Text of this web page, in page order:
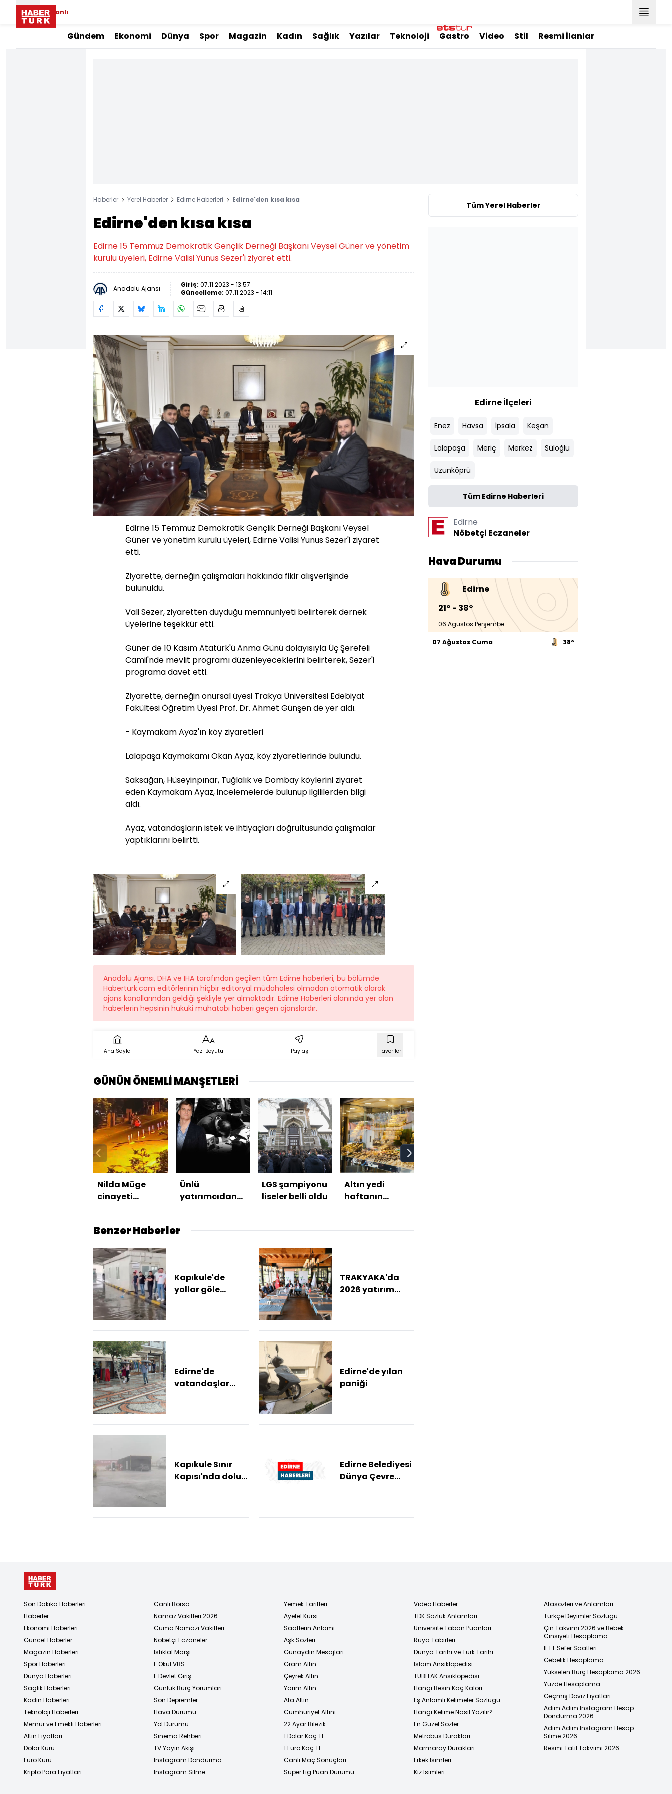
Canlı
Gündem Ekonomi Dünya Spor Magazin Kadın Sağlık Yazılar Teknoloji Gastro Video Stil Resmi İlanlar
Haberler Yerel Haberler Edirne Haberleri Edirne'den kısa kısa
Edirne'den kısa kısa
Edirne 15 Temmuz Demokratik Gençlik Derneği Başkanı Veysel Güner ve yönetim
kurulu üyeleri, Edirne Valisi Yunus Sezer'i ziyaret etti.
Anadolu Ajansı Giriş: 07.11.2023 - 13:57
Güncelleme: 07.11.2023 - 14:11
Edirne 15 Temmuz Demokratik Gençlik Derneği Başkanı Veysel
Güner ve yönetim kurulu üyeleri, Edirne Valisi Yunus Sezer'i ziyaret
etti.
Ziyarette, derneğin çalışmaları hakkında fikir alışverişinde
bulunuldu.
Vali Sezer, ziyaretten duyduğu memnuniyeti belirterek dernek
üyelerine teşekkür etti.
Güner de 10 Kasım Atatürk'ü Anma Günü dolayısıyla Üç Şerefeli
Camii'nde mevlit programı düzenleyeceklerini belirterek, Sezer'i
programa davet etti.
Ziyarette, derneğin onursal üyesi Trakya Üniversitesi Edebiyat
Fakültesi Öğretim Üyesi Prof. Dr. Ahmet Günşen de yer aldı.
- Kaymakam Ayaz'ın köy ziyaretleri
Lalapaşa Kaymakamı Okan Ayaz, köy ziyaretlerinde bulundu.
Saksağan, Hüseyinpınar, Tuğlalık ve Dombay köylerini ziyaret
eden Kaymakam Ayaz, incelemelerde bulunup ilgililerden bilgi
aldı.
Ayaz, vatandaşların istek ve ihtiyaçları doğrultusunda çalışmalar
yaptıklarını belirtti.
Anadolu Ajansı, DHA ve İHA tarafından geçilen tüm Edirne haberleri, bu bölümde
Haberturk.com editörlerinin hiçbir editoryal müdahalesi olmadan otomatik olarak
ajans kanallarından geldiği şekliyle yer almaktadır. Edirne Haberleri alanında yer alan
haberlerin hepsinin hukuki muhatabı haberi geçen ajanslardır.
Ana Sayfa Yazı Boyutu Paylaş Favoriler
GÜNÜN ÖNEMLİ MANŞETLERİ
Nilda Müge
cinayeti
Ünlü
yatırımcıdan
benzeri bir
LGS şampiyonu
liseler belli oldu
Altın yedi
haftanın
Benzer Haberler
Kapıkule'de
yollar göle
TRAKYAKA'da
2026 yatırım
Edirne'de
vatandaşlar
Edirne'de yılan
paniği
Kapıkule Sınır
Kapısı'nda dolu
Edirne Belediyesi
Dünya Çevre
Tüm Yerel Haberler
Edirne İlçeleri
Enez Havsa İpsala Keşan
Lalapaşa Meriç Merkez Süloğlu
Uzunköprü
Tüm Edirne Haberleri
Edirne
Nöbetçi Eczaneler
Hava Durumu
Edirne
21° - 38°
06 Ağustos Perşembe
07 Ağustos Cuma 38°
Son Dakika Haberleri
Haberler
Ekonomi Haberleri
Güncel Haberler
Magazin Haberleri
Spor Haberleri
Dünya Haberleri
Sağlık Haberleri
Kadın Haberleri
Teknoloji Haberleri
Memur ve Emekli Haberleri
Altın Fiyatları
Dolar Kuru
Euro Kuru
Kripto Para Fiyatları
Canlı Borsa
Namaz Vakitleri 2026
Cuma Namazı Vakitleri
Nöbetçi Eczaneler
İstiklal Marşı
E Okul VBS
E Devlet Giriş
Günlük Burç Yorumları
Son Depremler
Hava Durumu
Yol Durumu
Sinema Rehberi
TV Yayın Akışı
Instagram Dondurma
Instagram Silme
Yemek Tarifleri
Ayetel Kürsi
Saatlerin Anlamı
Aşk Sözleri
Günaydın Mesajları
Gram Altın
Çeyrek Altın
Yarım Altın
Ata Altın
Cumhuriyet Altını
22 Ayar Bilezik
1 Dolar Kaç TL
1 Euro Kaç TL
Canlı Maç Sonuçları
Süper Lig Puan Durumu
Video Haberler
TDK Sözlük Anlamları
Üniversite Taban Puanları
Rüya Tabirleri
Dünya Tarihi ve Türk Tarihi
İslam Ansiklopedisi
TÜBİTAK Ansiklopedisi
Hangi Besin Kaç Kalori
Eş Anlamlı Kelimeler Sözlüğü
Hangi Kelime Nasıl Yazılır?
En Güzel Sözler
Metrobüs Durakları
Marmaray Durakları
Erkek İsimleri
Kız İsimleri
Atasözleri ve Anlamları
Türkçe Deyimler Sözlüğü
Çin Takvimi 2026 ve Bebek
Cinsiyeti Hesaplama
İETT Sefer Saatleri
Gebelik Hesaplama
Yükselen Burç Hesaplama 2026
Yüzde Hesaplama
Geçmiş Döviz Fiyatları
Adım Adım Instagram Hesap
Dondurma 2026
Adım Adım Instagram Hesap
Silme 2026
Resmi Tatil Takvimi 2026